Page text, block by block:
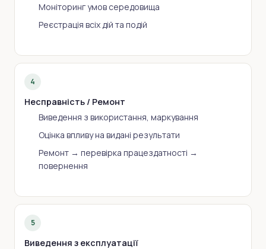
Моніторинг умов середовища
Реєстрація всіх дій та подій
4
Несправність / Ремонт
Виведення з використання, маркування
Оцінка впливу на видані результати
Ремонт → перевірка працездатності →
повернення
5
Виведення з експлуатації